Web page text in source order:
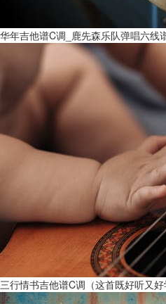
华年吉他谱C调_鹿先森乐队弹唱六线
三行情书吉他谱C调（这首既好听又